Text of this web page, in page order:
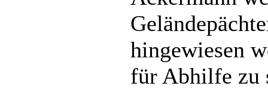
hingewiesen
für Abhilfe zu